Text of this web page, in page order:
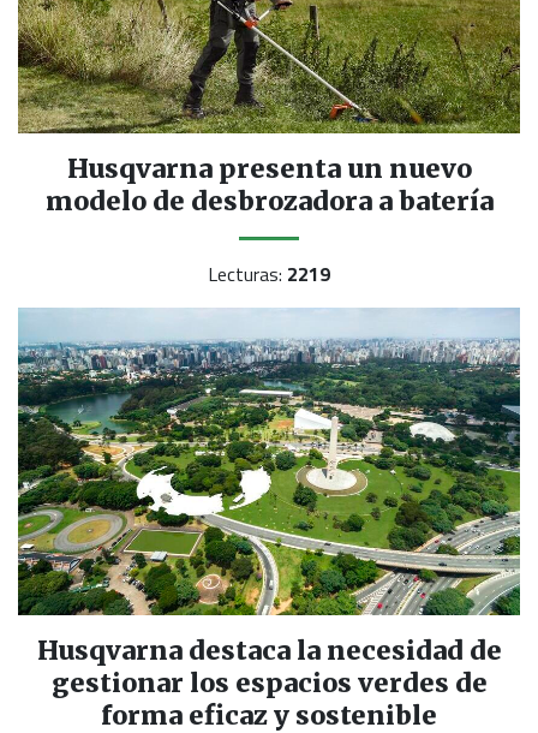
Husqvarna presenta un nuevo
modelo de desbrozadora a batería
Lecturas: 2219
Husqvarna destaca la necesidad de
gestionar los espacios verdes de
forma eficaz y sostenible